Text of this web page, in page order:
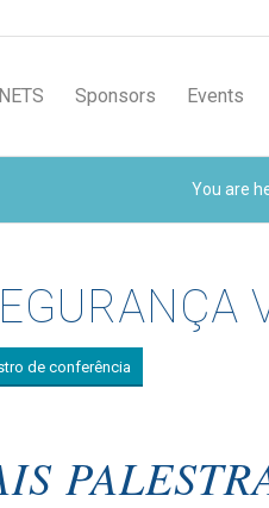
Sponsors Events
You are
de conferência